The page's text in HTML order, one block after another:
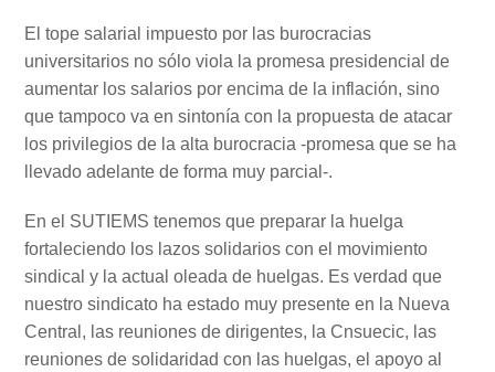
El tope salarial impuesto por las burocracias
universitarios no sólo viola la promesa presidencial de
aumentar los salarios por encima de la inflación, sino
que tampoco va en sintonía con la propuesta de atacar
los privilegios de la alta burocracia -promesa que se ha
llevado adelante de forma muy parcial-.
En el SUTIEMS tenemos que preparar la huelga
fortaleciendo los lazos solidarios con el movimiento
sindical y la actual oleada de huelgas. Es verdad que
nuestro sindicato ha estado muy presente en la Nueva
Central, las reuniones de dirigentes, la Cnsuecic, las
reuniones de solidaridad con las huelgas, el apoyo al